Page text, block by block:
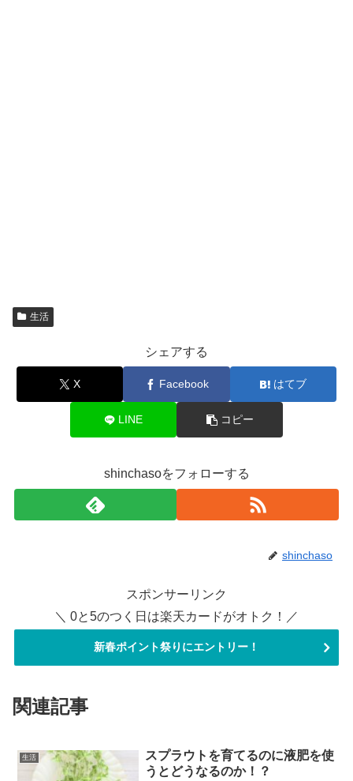
生活
シェアする
X Facebook はてブ
LINE コピー
shinchasoをフォローする
shinchaso
スポンサーリンク
＼ 0と5のつく日は楽天カードがオトク！／
新春ポイント祭りにエントリー！
関連記事
生活
スプラウトを育てるのに液肥を使
うとどうなるのか！？